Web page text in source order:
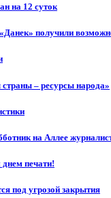
на 12 суток
получили
– ресурсы народа»
на Аллее
печати!
под угрозой закрытия